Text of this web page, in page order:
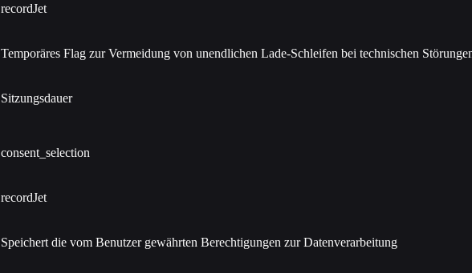
recordJet
Temporäres Flag zur Vermeidung von unendlichen Lade-Schleifen bei technischen
Sitzungsdauer
consent_selection
recordJet
Speichert die vom Benutzer gewährten Berechtigungen zur Datenverarbeitung